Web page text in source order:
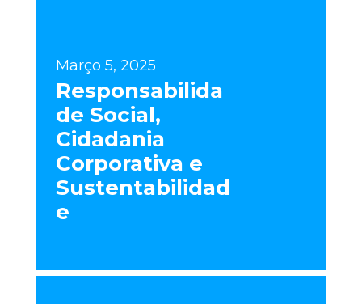
Março 5, 2025
Responsabilida
de Social,
Cidadania
Corporativa e
Sustentabilidad
e